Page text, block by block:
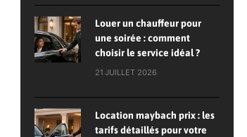
Louer un chauffeur pour
une soirée : comment
choisir le service idéal ?
21 JUILLET 2026
Location maybach prix : les
tarifs détaillés pour votre